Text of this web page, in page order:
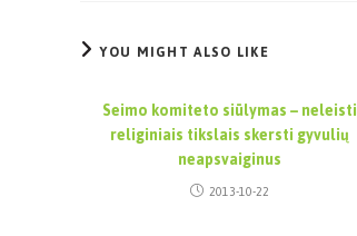
YOU MIGHT ALSO LIKE
Seimo komiteto siūlymas – neleisti
religiniais tikslais skersti gyvulių
neapsvaiginus
2013-10-22